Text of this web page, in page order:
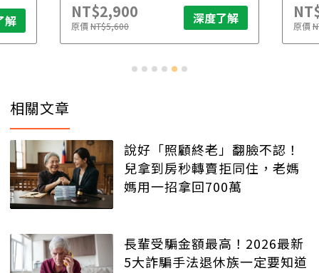
解 NT$2,900
原價NT$5,600 深度了解 原價
相關文章
說好「照顧終老」翻臉不認！
兒拿到房秒轉賣拒同住，老媽
媽用一招拿回700萬
長輩受騙金額最高！2026最新
5大詐騙手法退休族一定要知道